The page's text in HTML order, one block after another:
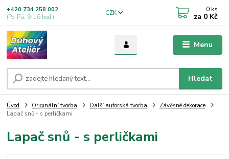
Menu
CZK
Hledat
+420 734 258 002
(Po-Pá, 9-16 hod.)
0 ks
za 0 Kč
Úvod Originální tvorba Další autorská tvorba
Závěsné dekorace
Lapač snů - s perličkami
Lapač snů - s perličkami